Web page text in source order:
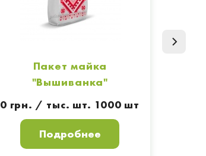
Пакет майка
"Вышиванка"
0 грн. / тыс. шт. 1000 шт
Подробнее